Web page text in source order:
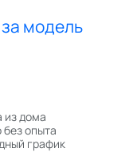
модель
из дома
опыта
график